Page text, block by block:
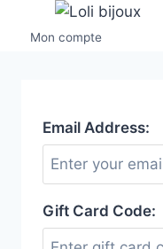
Mon compte
Email Address:
Gift Card Code: